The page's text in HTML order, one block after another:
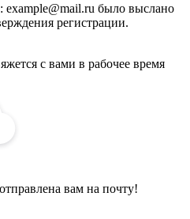
example@mail.ru было выслано
регистрации.
с вами в рабочее время
вам на почту!